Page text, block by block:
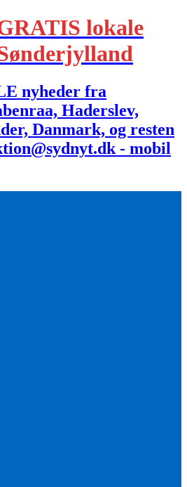
lokale
nyheder fra
Haderslev,
Danmark, og resten
- mobil